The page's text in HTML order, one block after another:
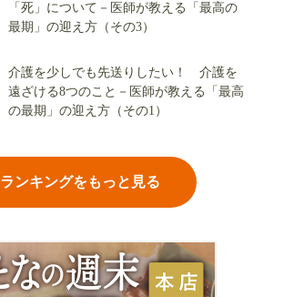
「死」について－医師が教える「最高の
最期」の迎え方（その3）
介護を少しでも先送りしたい！ 介護を
遠ざける8つのこと－医師が教える「最高
の最期」の迎え方（その1）
ランキングをもっと見る